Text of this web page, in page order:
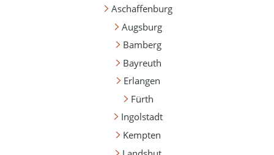
Aschaffenburg
Augsburg
Bamberg
Bayreuth
Erlangen
Fürth
Ingolstadt
Kempten